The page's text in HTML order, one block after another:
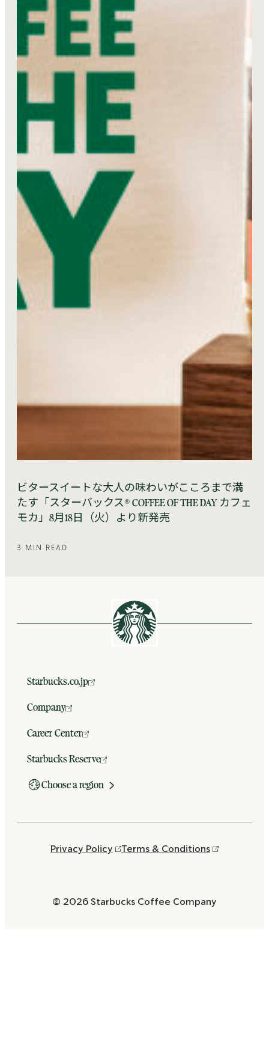
ビタースイートな大人の味わいがこころまで満
たす「スターバックス® COFFEE OF THE DAY カフェ
モカ」8月18日（火）より新発売
3 MIN READ
Starbucks.co.jp
Company
Career Center
Starbucks Reserve
Choose a region
Privacy Policy Terms & Conditions
© 2026 Starbucks Coffee Company